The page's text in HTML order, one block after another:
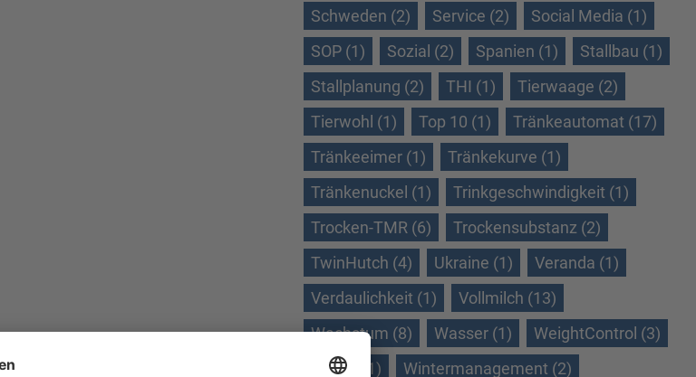
Schweden (2)
Service (2)
Social Media (1)
SOP (1)
Sozial (2) Spanien (1)
Stallbau (1)
Stallplanung (2)
THI (1)
Tierwaage (2)
Tierwohl (1)
Top 10 (1)
Tränkeautomat (17)
Tränkeeimer (1)
Tränkekurve (1)
Tränkenuckel (1)
Trinkgeschwindigkeit (1)
Trocken-TMR (6)
Trockensubstanz (2)
TwinHutch (4)
Ukraine (1)
Veranda (1)
Verdaulichkeit (1)
Vollmilch (13)
Wachstum (8)
Wasser (1)
WeightControl (3)
Winter (1)
Wintermanagement (2)